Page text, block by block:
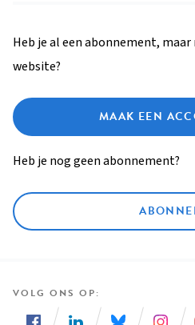
Heb je al een abonnement,
website?
MAAK EEN
Heb je nog geen abonnement?
VOLG ONS OP